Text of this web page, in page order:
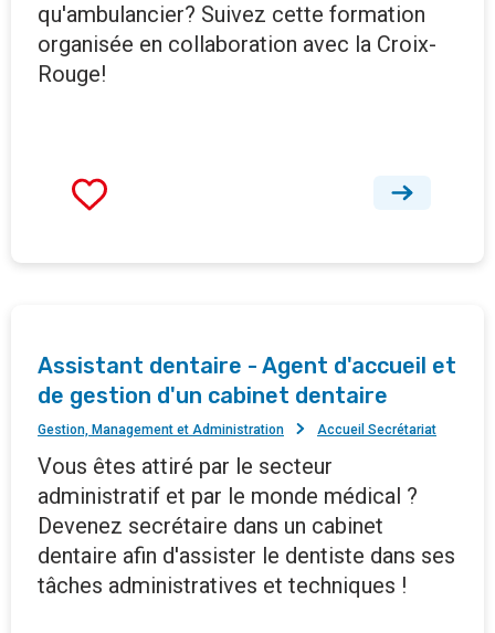
qu'ambulancier? Suivez cette formation
organisée en collaboration avec la Croix-
Rouge!
Assistant dentaire - Agent d'accueil et
de gestion d'un cabinet dentaire
Gestion, Management et Administration Accueil Secrétariat
Vous êtes attiré par le secteur
administratif et par le monde médical ?
Devenez secrétaire dans un cabinet
dentaire afin d'assister le dentiste dans ses
tâches administratives et techniques !